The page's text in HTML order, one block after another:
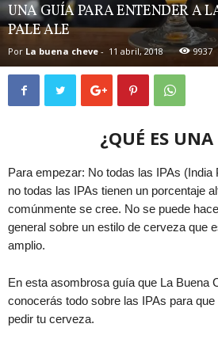
UNA GUÍA PARA ENTENDER A
PALE ALE
Por La buena cheve - 11 abril, 2018 9937
¿QUÉ ES
Para empezar: No todas las IPAs (India
no todas las IPAs tienen un porcentaje
comúnmente se cree. No se puede
general sobre un estilo de cerveza que
amplio.
En esta asombrosa guía que La Buena
conocerás todo sobre las IPAs para
pedir tu cerveza.